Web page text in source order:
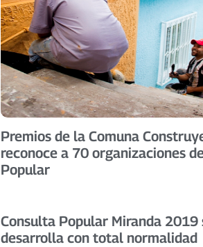
Premios de la Comuna
reconoce a 70 organizaciones
Popular
Consulta Popular Miranda 2019
desarrolla con total normalidad